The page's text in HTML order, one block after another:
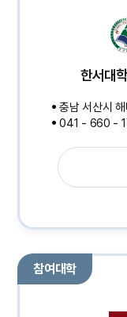
한서대
충남 서산시
041 - 660 -
참여대학